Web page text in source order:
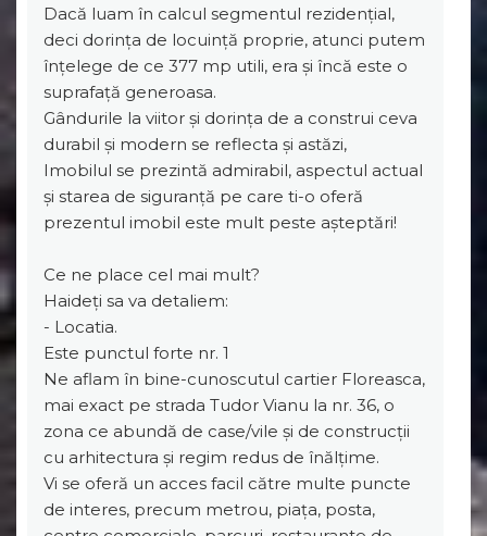
Dacă luam în calcul segmentul rezidențial,
deci dorința de locuință proprie, atunci putem
înțelege de ce 377 mp utili, era și încă este o
suprafață generoasa.
Gândurile la viitor și dorința de a construi ceva
durabil și modern se reflecta și astăzi,
Imobilul se prezintă admirabil, aspectul actual
și starea de siguranță pe care ti-o oferă
prezentul imobil este mult peste așteptări!
Ce ne place cel mai mult?
Haideți sa va detaliem:
- Locatia.
Este punctul forte nr. 1
Ne aflam în bine-cunoscutul cartier Floreasca,
mai exact pe strada Tudor Vianu la nr. 36, o
zona ce abundă de case/vile și de construcții
cu arhitectura și regim redus de înălțime.
Vi se oferă un acces facil către multe puncte
de interes, precum metrou, piața, posta,